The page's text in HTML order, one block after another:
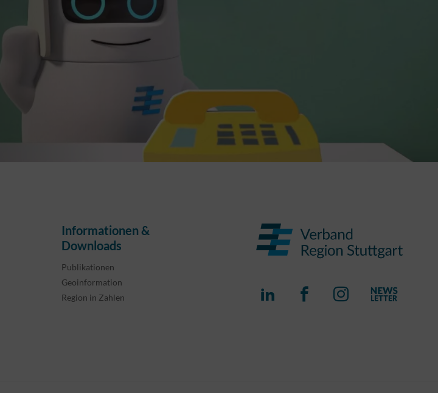
Informationen &
Downloads
Publikationen
Geoinformation
Region in Zahlen